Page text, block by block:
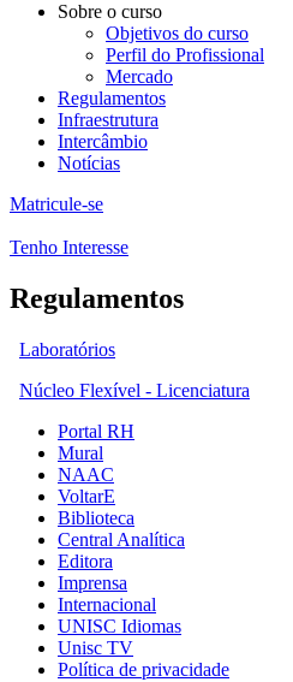
Sobre o curso
Objetivos do curso
Perfil do Profissional
Mercado
Regulamentos
Infraestrutura
Intercâmbio
Notícias
Matricule-se
Tenho Interesse
Regulamentos
Laboratórios
Núcleo Flexível - Licenciatura
Portal RH
Mural
NAAC
VoltarE
Biblioteca
Central Analítica
Editora
Imprensa
Internacional
UNISC Idiomas
Unisc TV
Política de privacidade